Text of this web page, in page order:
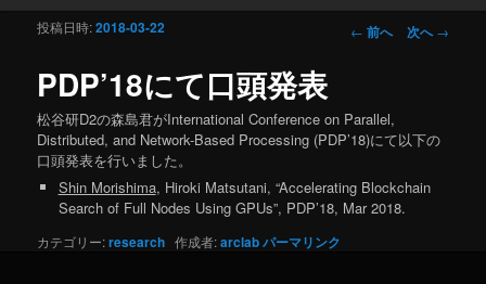
投稿ナビゲーシ
← 前へ 次へ→
PDP’18にて口頭発表
投稿日時:2018-03-22
松谷研D2の森島君がInternational Conference on Parallel,
Distributed, and Network-Based Processing (PDP’18)にて以下の
口頭発表を行いました。
Shin Morishima, Hiroki Matsutani, “Accelerating Blockchain
Search of Full Nodes Using GPUs”, PDP’18, Mar 2018.
カテゴリー:research 作成者:arclabパーマリンク